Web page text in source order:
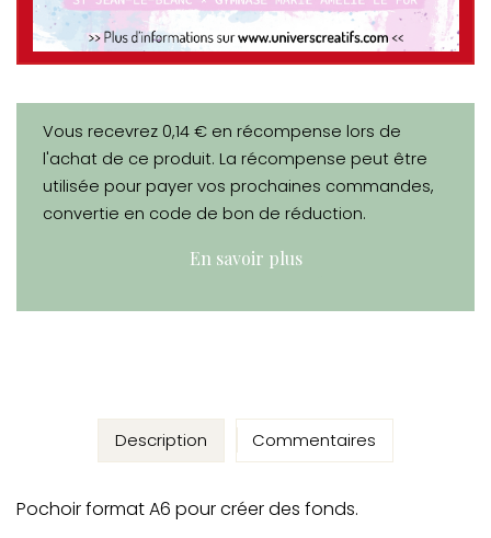
Vous recevrez 0,14 € en récompense lors de
l'achat de ce produit. La récompense peut être
utilisée pour payer vos prochaines commandes,
convertie en code de bon de réduction.
En savoir plus
Description
Pochoir format A6 pour créer des fonds.
Commentaires